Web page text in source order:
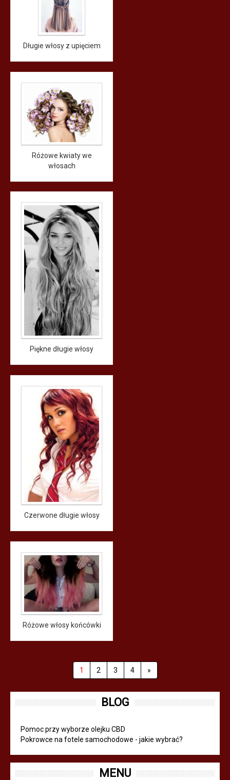
Długie włosy z upięciem
Różowe kwiaty we
włosach
Piękne długie włosy
Czerwone długie włosy
Różowe włosy końcówki
1 2 3 4 »
BLOG
Pomoc przy wyborze olejku CBD
Pokrowce na fotele samochodowe - jakie wybrać?
MENU